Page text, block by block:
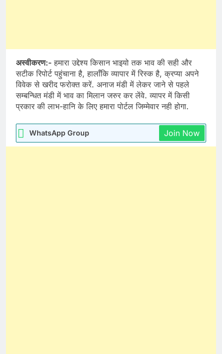
अस्वीकरण:- हमारा उद्देश्य किसान भाइयो तक भाव की सही और
सटीक रिपोर्ट पहुंचाना है, हालाँकि व्यापार में रिस्क है, क्रप्या अपने
विवेक से खरीद फरोक्त करें. अनाज मंडी में लेकर जाने से पहले
सम्बन्धित मंडी में भाव का मिलान जरुर कर लेंवे. व्यापर में किसी
प्रकार की लाभ-हानि के लिए हमारा पोर्टल जिम्मेवार नही होगा.
WhatsApp Group Join Now